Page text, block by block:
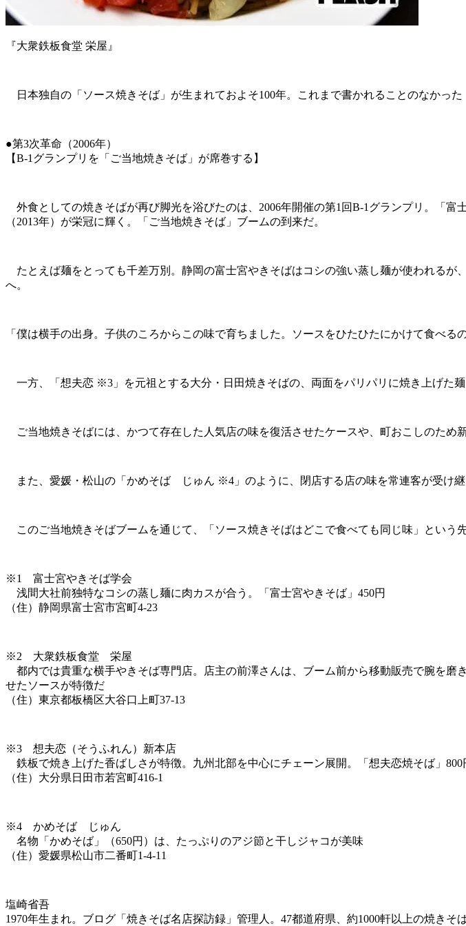
『大衆鉄板食堂 栄屋』
日本独自の「ソース焼きそば」が生まれておよそ100年。これまで書かれることのなかっ
●第3次革命（2006年）
【B-1グランプリを「ご当地焼きそば」が席巻する】
外食としての焼きそばが再び脚光を浴びたのは、2006年開催の第1回B-1グランプリ。「
（2013年）が栄冠に輝く。「ご当地焼きそば」ブームの到来だ。
たとえば麺をとっても千差万別。静岡の富士宮やきそばはコシの強い蒸し麺が使われる
へ。
「僕は横手の出身。子供のころからこの味で育ちました。ソースをひたひたにかけて食べる
一方、「想夫恋 ※3」を元祖とする大分・日田焼きそばの、両面をパリパリに焼き上げた麺
ご当地焼きそばには、かつて存在した人気店の味を復活させたケースや、町おこしのため
また、愛媛・松山の「かめそば じゅん ※4」のように、閉店する店の味を常連客が受け継
このご当地焼きそばブームを通じて、「ソース焼きそばはどこで食べても同じ味」という
※1 富士宮やきそば学会
浅間大社前独特なコシの蒸し麺に肉カスが合う。「富士宮やきそば」450円
（住）静岡県富士宮市宮町4-23
※2 大衆鉄板食堂 栄屋
都内では貴重な横手やきそば専門店。店主の前澤さんは、ブーム前から移動販売で腕を磨
せたソースが特徴だ
（住）東京都板橋区大谷口上町37-13
※3 想夫恋（そうふれん）新本店
鉄板で焼き上げた香ばしさが特徴。九州北部を中心にチェーン展開。「想夫恋焼そば」800
（住）大分県日田市若宮町416-1
※4 かめそば じゅん
名物「かめそば」（650円）は、たっぷりのアジ節と干しジャコが美味
（住）愛媛県松山市二番町1-4-11
塩崎省吾
1970年生まれ。ブログ「焼きそば名店探訪録」管理人。47都道府県、約1000軒以上の焼きそ